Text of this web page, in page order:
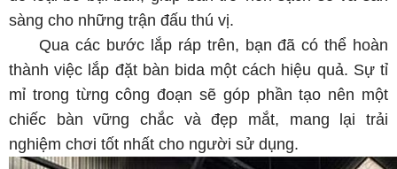
sàng cho những trận đấu thú vị.
Qua các bước lắp ráp trên, bạn đã có thể hoàn
thành việc lắp đặt bàn bida một cách hiệu quả. Sự tỉ
mỉ trong từng công đoạn sẽ góp phần tạo nên một
chiếc bàn vững chắc và đẹp mắt, mang lại trải
nghiệm chơi tốt nhất cho người sử dụng.